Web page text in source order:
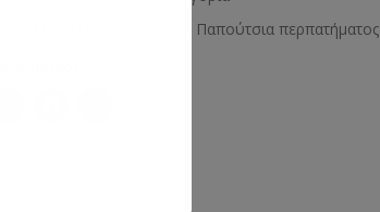
Παπούτσια περπατήματος